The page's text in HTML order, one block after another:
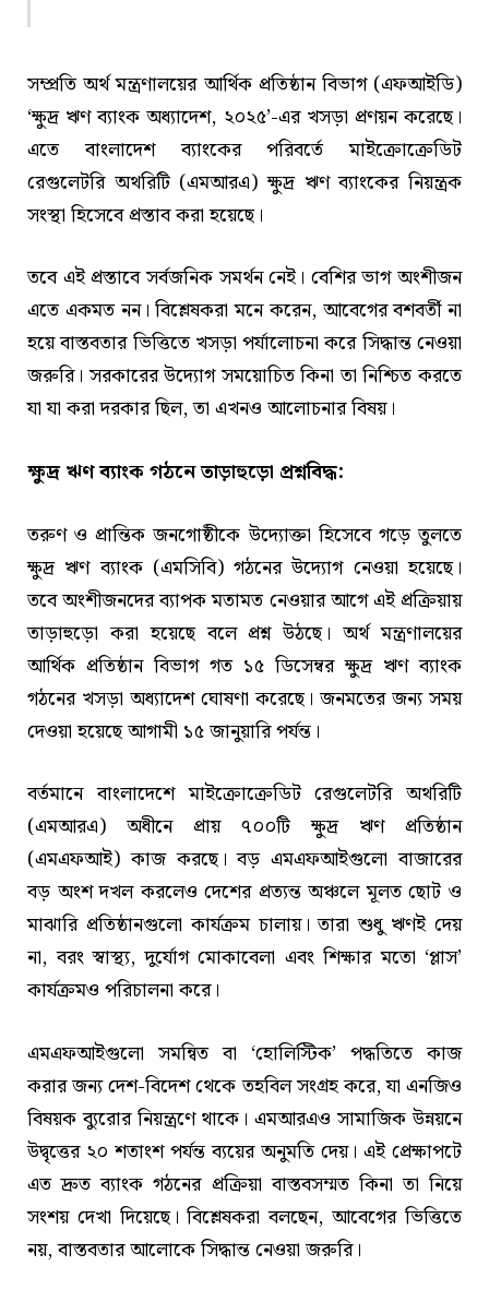
সম্প্রতি অর্থ মন্ত্রণালয়ের আর্থিক প্রতিষ্ঠান বিভাগ (এফআইডি)
‘ক্ষুদ্র ঋণ ব্যাংক অধ্যাদেশ, ২০২৫’-এর খসড়া প্রণয়ন করেছে।
এতে বাংলাদেশ ব্যাংকের পরিবর্তে মাইক্রোক্রেডিট
রেগুলেটরি অথরিটি (এমআরএ) ক্ষুদ্র ঋণ ব্যাংকের নিয়ন্ত্রক
সংস্থা হিসেবে প্রস্তাব করা হয়েছে।
তবে এই প্রস্তাবে সর্বজনিক সমর্থন নেই। বেশির ভাগ অংশীজন
এতে একমত নন। বিশ্লেষকরা মনে করেন, আবেগের বশবর্তী না
হয়ে বাস্তবতার ভিত্তিতে খসড়া পর্যালোচনা করে সিদ্ধান্ত নেওয়া
জরুরি। সরকারের উদ্যোগ সময়োচিত কিনা তা নিশ্চিত করতে
যা যা করা দরকার ছিল, তা এখনও আলোচনার বিষয়।
ক্ষুদ্র ঋণ ব্যাংক গঠনে তাড়াহুড়ো প্রশ্নবিদ্ধ:
তরুণ ও প্রান্তিক জনগোষ্ঠীকে উদ্যোক্তা হিসেবে গড়ে তুলতে
ক্ষুদ্র ঋণ ব্যাংক (এমসিবি) গঠনের উদ্যোগ নেওয়া হয়েছে।
তবে অংশীজনদের ব্যাপক মতামত নেওয়ার আগে এই প্রক্রিয়ায়
তাড়াহুড়ো করা হয়েছে বলে প্রশ্ন উঠছে। অর্থ মন্ত্রণালয়ের
আর্থিক প্রতিষ্ঠান বিভাগ গত ১৫ ডিসেম্বর ক্ষুদ্র ঋণ ব্যাংক
গঠনের খসড়া অধ্যাদেশ ঘোষণা করেছে। জনমতের জন্য সময়
দেওয়া হয়েছে আগামী ১৫ জানুয়ারি পর্যন্ত।
বর্তমানে বাংলাদেশে মাইক্রোক্রেডিট রেগুলেটরি অথরিটি
(এমআরএ) অধীনে প্রায় ৭০০টি ক্ষুদ্র ঋণ প্রতিষ্ঠান
(এমএফআই) কাজ করছে। বড় এমএফআইগুলো বাজারের
বড় অংশ দখল করলেও দেশের প্রত্যন্ত অঞ্চলে মূলত ছোট ও
মাঝারি প্রতিষ্ঠানগুলো কার্যক্রম চালায়। তারা শুধু ঋণই দেয়
না, বরং স্বাস্থ্য, দুর্যোগ মোকাবেলা এবং শিক্ষার মতো ‘প্লাস’
কার্যক্রমও পরিচালনা করে।
এমএফআইগুলো সমন্বিত বা ‘হোলিস্টিক’ পদ্ধতিতে কাজ
করার জন্য দেশ-বিদেশ থেকে তহবিল সংগ্রহ করে, যা এনজিও
বিষয়ক ব্যুরোর নিয়ন্ত্রণে থাকে। এমআরএও সামাজিক উন্নয়নে
উদ্বৃত্তের ২০ শতাংশ পর্যন্ত ব্যয়ের অনুমতি দেয়। এই প্রেক্ষাপটে
এত দ্রুত ব্যাংক গঠনের প্রক্রিয়া বাস্তবসম্মত কিনা তা নিয়ে
সংশয় দেখা দিয়েছে। বিশ্লেষকরা বলছেন, আবেগের ভিত্তিতে
নয়, বাস্তবতার আলোকে সিদ্ধান্ত নেওয়া জরুরি।